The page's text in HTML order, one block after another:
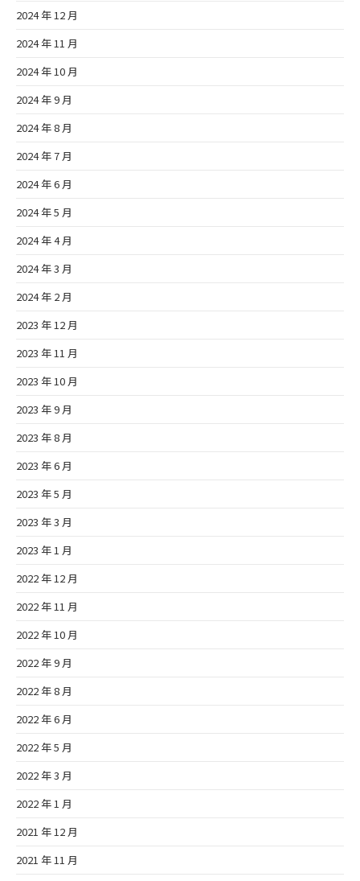
2024 年 12 月
2024 年 11 月
2024 年 10 月
2024 年 9 月
2024 年 8 月
2024 年 7 月
2024 年 6 月
2024 年 5 月
2024 年 4 月
2024 年 3 月
2024 年 2 月
2023 年 12 月
2023 年 11 月
2023 年 10 月
2023 年 9 月
2023 年 8 月
2023 年 6 月
2023 年 5 月
2023 年 3 月
2023 年 1 月
2022 年 12 月
2022 年 11 月
2022 年 10 月
2022 年 9 月
2022 年 8 月
2022 年 6 月
2022 年 5 月
2022 年 3 月
2022 年 1 月
2021 年 12 月
2021 年 11 月